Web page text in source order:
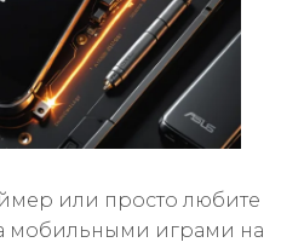
или просто любите
мобильными играми на